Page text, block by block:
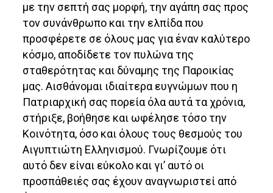
με την σεπτή σας μορφή, την αγάπη σας προς
τον συνάνθρωπο και την ελπίδα που
προσφέρετε σε όλους μας για έναν καλύτερο
κόσμο, αποδίδετε τον πυλώνα της
σταθερότητας και δύναμης της Παροικίας
μας. Αισθάνομαι ιδιαίτερα ευγνώμων που η
Πατριαρχική σας πορεία όλα αυτά τα χρόνια,
στήριξε, βοήθησε και ωφέλησε τόσο την
Κοινότητα, όσο και όλους τους θεσμούς του
Αιγυπτιώτη Ελληνισμού. Γνωρίζουμε ότι
αυτό δεν είναι εύκολο και γι’ αυτό οι
προσπάθειές σας έχουν αναγνωριστεί από